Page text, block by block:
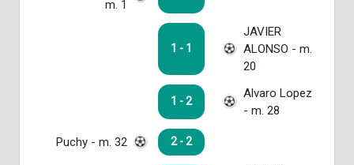
m. 1
1 - 1
JAVIER
ALONSO - m.
20
1 - 2
Alvaro Lopez
- m. 28
Puchy - m. 32 2 - 2